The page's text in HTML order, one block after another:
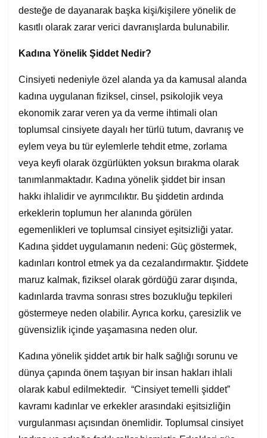
desteğe de dayanarak başka kişi/kişilere yönelik de
kasıtlı olarak zarar verici davranışlarda bulunabilir.
Kadına Yönelik Şiddet Nedir?
Cinsiyeti nedeniyle özel alanda ya da kamusal alanda
kadına uygulanan fiziksel, cinsel, psikolojik veya
ekonomik zarar veren ya da verme ihtimali olan
toplumsal cinsiyete dayalı her türlü tutum, davranış ve
eylem veya bu tür eylemlerle tehdit etme, zorlama
veya keyfi olarak özgürlükten yoksun bırakma olarak
tanımlanmaktadır. Kadına yönelik şiddet bir insan
hakkı ihlalidir ve ayrımcılıktır. Bu şiddetin ardında
erkeklerin toplumun her alanında görülen
egemenlikleri ve toplumsal cinsiyet eşitsizliği yatar.
Kadına şiddet uygulamanın nedeni: Güç göstermek,
kadınları kontrol etmek ya da cezalandırmaktır. Şiddete
maruz kalmak, fiziksel olarak gördüğü zarar dışında,
kadınlarda travma sonrası stres bozukluğu tepkileri
göstermeye neden olabilir. Ayrıca korku, çaresizlik ve
güvensizlik içinde yaşamasına neden olur.
Kadına yönelik şiddet artık bir halk sağlığı sorunu ve
dünya çapında önem taşıyan bir insan hakları ihlali
olarak kabul edilmektedir. “Cinsiyet temelli şiddet”
kavramı kadınlar ve erkekler arasındaki eşitsizliğin
vurgulanması açısından önemlidir. Toplumsal cinsiyet